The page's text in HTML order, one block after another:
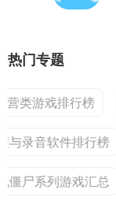
热门专题
类游戏排行榜
录音软件排行榜
尸系列游戏汇总